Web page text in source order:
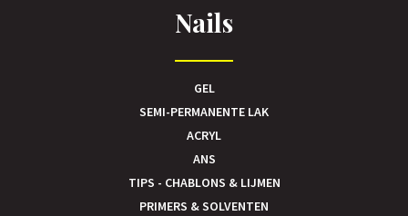
Nails
GEL
SEMI-PERMANENTE LAK
ACRYL
ANS
TIPS - CHABLONS & LIJMEN
PRIMERS & SOLVENTEN